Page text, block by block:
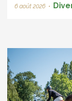
6 août 2026 •